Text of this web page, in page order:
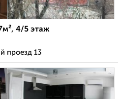
4/5 этаж
проезд 13